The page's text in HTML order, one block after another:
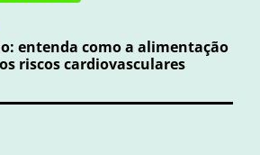
entenda como a alimentação
riscos cardiovasculares